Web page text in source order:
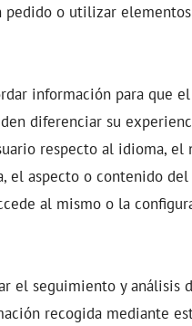
o utilizar
información para que
diferenciar su
respecto al idioma, el
el aspecto o contenido
al mismo o la
el seguimiento y análisis
recogida mediante